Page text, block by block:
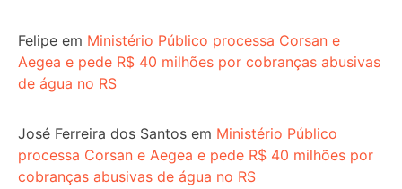
Felipe em Ministério Público processa Corsan e
Aegea e pede R$ 40 milhões por cobranças abusivas
de água no RS
José Ferreira dos Santos em Ministério Público
processa Corsan e Aegea e pede R$ 40 milhões por
cobranças abusivas de água no RS